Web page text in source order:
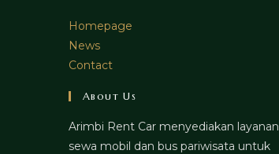
Homepage
News
Contact
About Us
Arimbi Rent Car menyediakan layanan
sewa mobil dan bus pariwisata untuk